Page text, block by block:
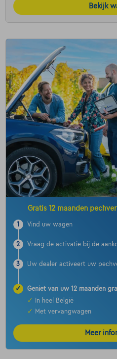
Bekijk
Gratis 12 maanden
1 Vind uw wagen
2 Vraag de activatie bij de
3 Uw dealer activeert uw
✓
Geniet van uw 12 maanden
✓
In heel België
✓
Met vervangwagen
Meer